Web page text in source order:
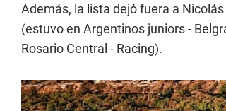
Además, la lista dejó fuera a
(estuvo en Argentinos juniors -
Rosario Central - Racing).